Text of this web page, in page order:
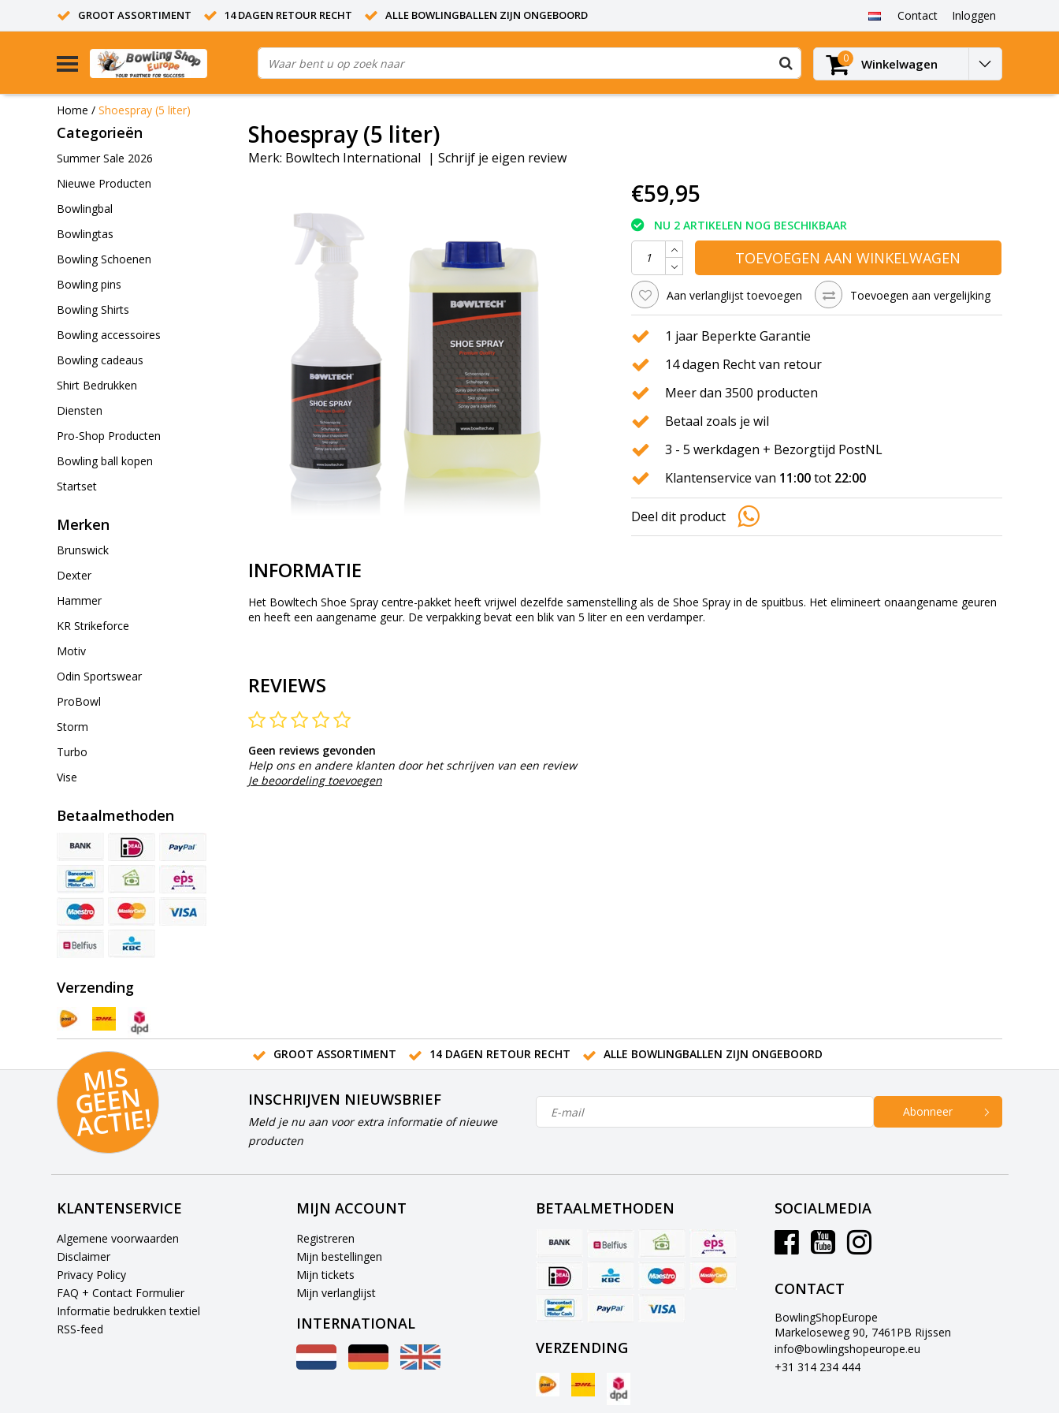
GROOT ASSORTIMENT 14 DAGEN RETOUR RECHT ALLE BOWLINGBALLEN ZIJN ONGEBOORD Contact Inloggen
0 Winkelwagen
Home / Shoespray (5 liter)
Categorieën
Summer Sale 2026
Nieuwe Producten
Bowlingbal
Bowlingtas
Bowling Schoenen
Bowling pins
Bowling Shirts
Bowling accessoires
Bowling cadeaus
Shirt Bedrukken
Diensten
Pro-Shop Producten
Bowling ball kopen
Startset
Merken
Brunswick
Dexter
Hammer
KR Strikeforce
Motiv
Odin Sportswear
ProBowl
Storm
Turbo
Vise
Betaalmethoden
Verzending
Shoespray (5 liter)
Merk: Bowltech International | Schrijf je eigen review
€59,95
NU 2 ARTIKELEN NOG BESCHIKBAAR
TOEVOEGEN AAN WINKELWAGEN
Aan verlanglijst toevoegen Toevoegen aan vergelijking
1 jaar Beperkte Garantie
14 dagen Recht van retour
Meer dan 3500 producten
Betaal zoals je wil
3 - 5 werkdagen + Bezorgtijd PostNL
Klantenservice van 11:00tot 22:00
Deel dit product
INFORMATIE
Het Bowltech Shoe Spray centre-pakket heeft vrijwel dezelfde samenstelling als de Shoe Spray in de spuitbus. Het elimineert onaangename geuren
en heeft een aangename geur. De verpakking bevat een blik van 5 liter en een verdamper.
REVIEWS
Geen reviews gevonden
Help ons en andere klanten door het schrijven van een review
Je beoordeling toevoegen
GROOT ASSORTIMENT 14 DAGEN RETOUR RECHT ALLE BOWLINGBALLEN ZIJN ONGEBOORD
MI
S
G
E
E
N
A
C
TI
E!
INSCHRIJVEN NIEUWSBRIEF
Meld je nu aan voor extra informatie of nieuwe
producten
Abonneer
KLANTENSERVICE
Algemene voorwaarden
Disclaimer
Privacy Policy
FAQ + Contact Formulier
Informatie bedrukken textiel
RSS-feed
MIJN ACCOUNT
Registreren
Mijn bestellingen
Mijn tickets
Mijn verlanglijst
INTERNATIONAL
BETAALMETHODEN
VERZENDING
SOCIALMEDIA
CONTACT
BowlingShopEurope
Markeloseweg 90, 7461PB Rijssen
info@bowlingshopeurope.eu
+31 314 234 444